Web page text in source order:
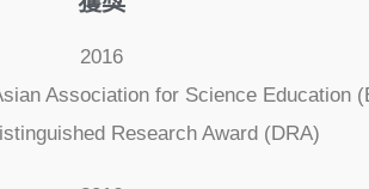
2016
Association for Science Education
Research Award (DRA)